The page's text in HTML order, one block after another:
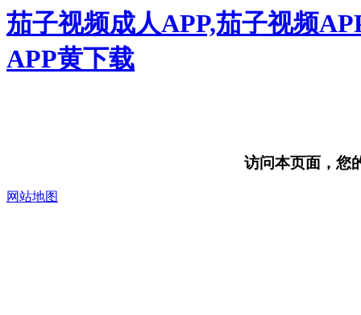
茄子视频成人APP,茄子视频
APP黄下载
访问本页面，您
网站地图